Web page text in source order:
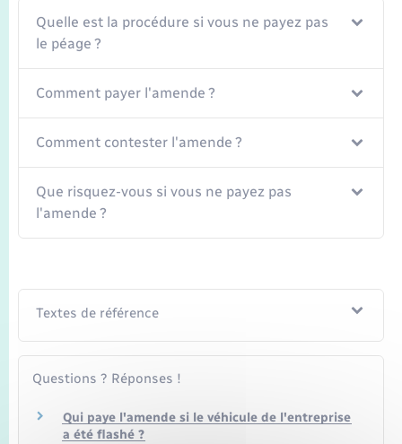
Quelle est la procédure si vous ne payez pas
le péage ?
Comment payer l'amende ?
Comment contester l'amende ?
Que risquez-vous si vous ne payez pas
l'amende ?
Textes de référence
Questions ? Réponses !
Qui paye l'amende si le véhicule de l'entreprise
a été flashé ?